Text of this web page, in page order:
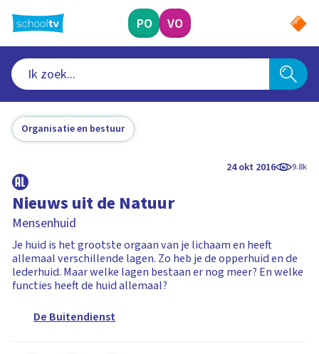
naar
hoofdinhoud
PO VO
Organisatie en bestuur
24 okt 2016 9.8k
Nieuws uit de Natuur
Mensenhuid
Je huid is het grootste orgaan van je lichaam en heeft
allemaal verschillende lagen. Zo heb je de opperhuid en de
lederhuid. Maar welke lagen bestaan er nog meer? En welke
functies heeft de huid allemaal?
De Buitendienst